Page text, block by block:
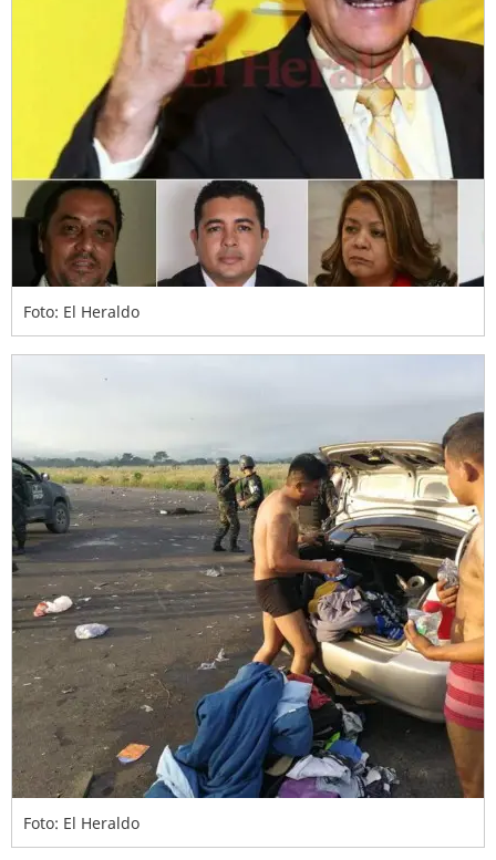
Foto: El Heraldo
Foto: El Heraldo